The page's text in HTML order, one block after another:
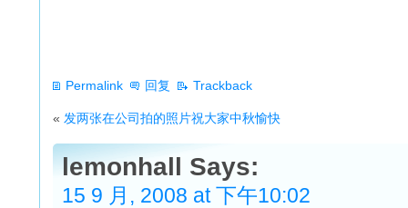
Permalink 回复 Trackback
« 发两张在公司拍的照片祝大家中秋愉快
lemonhall Says:
15 9 月, 2008 at 下午10:02